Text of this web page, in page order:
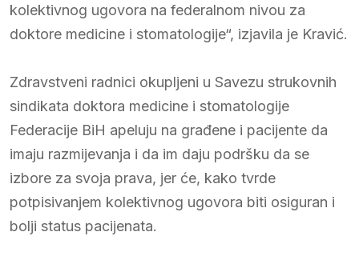
kolektivnog ugovora na federalnom nivou za
doktore medicine i stomatologije“, izjavila je Kravić.
Zdravstveni radnici okupljeni u Savezu strukovnih
sindikata doktora medicine i stomatologije
Federacije BiH apeluju na građene i pacijente da
imaju razmijevanja i da im daju podršku da se
izbore za svoja prava, jer će, kako tvrde
potpisivanjem kolektivnog ugovora biti osiguran i
bolji status pacijenata.